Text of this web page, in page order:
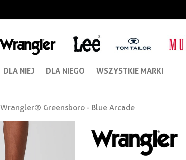
DLA NIEJ DLA NIEGO WSZYSTKIE MARKI
Wrangler® Greensboro - Blue Arcade